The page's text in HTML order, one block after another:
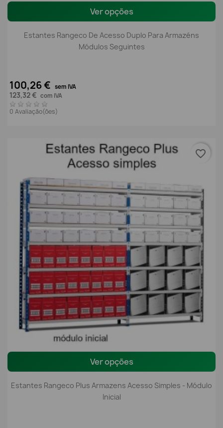
Ver opções
Estantes Rangeco De Acesso Duplo Para Armazéns
Módulos Seguintes
100,26 € sem IVA
123,32 € com IVA
0 Avaliação(ões)
Ver opções
Estantes Rangeco Plus Armazens Acesso Simples - Módulo
Inicial
favorite_border